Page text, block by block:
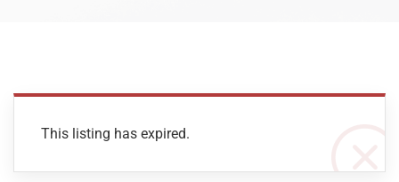
This listing has expired.